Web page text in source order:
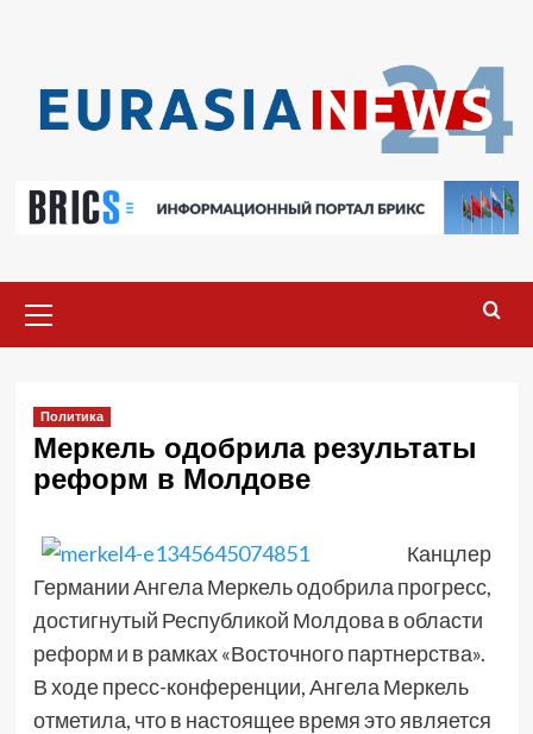
меню
Политика
Меркель одобрила результаты
реформ в Молдове
Канцлер
Германии Ангела Меркель одобрила прогресс,
достигнутый Республикой Молдова в области
реформ и в рамках «Восточного партнерства».
В ходе пресс-конференции, Ангела Меркель
отметила, что в настоящее время это является